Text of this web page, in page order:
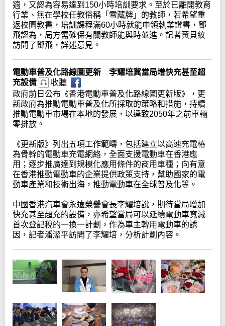
適，又認為容易達到150小時培訓要求。至於已離開教育
行業、無在學校任教俗稱「雪藏牌」的教師，若希望重
返校園教書，培訓課程滿60小時就能申領執業證書，鄧
飛認為，局方需確保有關教師能與時並進。記者黃貝紋
訪問了鄧飛，詳述意見。
電動車普及化路線圖更新 李耀培冀當局增快充甚至超
充設備
收聽
政府前日公布《香港電動車普及化路線圖更新版》，更
新政府為推動電動車普及化所採取的策略和措施，持續
推動電動車市場在本地的發展，以達致2050年之前車輛
零排放。
《更新版》列出五項工作範疇，包括建立以高速充電樁
為骨幹的電動車充電網絡，全面支援電動車在香港應
用；逐步推廣達到規模化應用條件的商用車種；向有意
在香港推動電動車的企業提供政策支持，幫助國家的電
動車產業和技術出海，推動電動車在全球普及化等。
中國香港汽車會永遠榮譽會長李耀培說，期待當局增加
快充甚至超充的設備，亦希望當局可以延續電動車寬減
首次登記稅的一換一計劃，作為車主轉用電動車的誘
因，記者潘潔平訪問了李耀培，分析計劃內容。